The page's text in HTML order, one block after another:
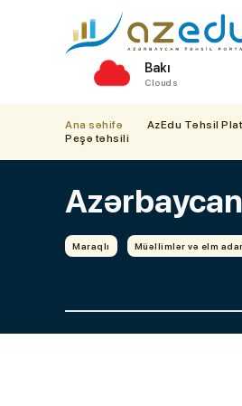
Bakı
Clouds
Ana səhifə AzEdu Təhsil
Peşə təhsili
Maraqlı Müəllimlər və elm